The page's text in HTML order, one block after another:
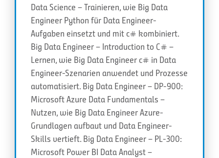
Data Science – Trainieren, wie Big Data
Engineer Python für Data Engineer-
Aufgaben einsetzt und mit c# kombiniert.
Big Data Engineer – Introduction to C# –
Lernen, wie Big Data Engineer c# in Data
Engineer-Szenarien anwendet und Prozesse
automatisiert. Big Data Engineer – DP-900:
Microsoft Azure Data Fundamentals –
Nutzen, wie Big Data Engineer Azure-
Grundlagen aufbaut und Data Engineer-
Skills vertieft. Big Data Engineer – PL-300:
Microsoft Power BI Data Analyst –